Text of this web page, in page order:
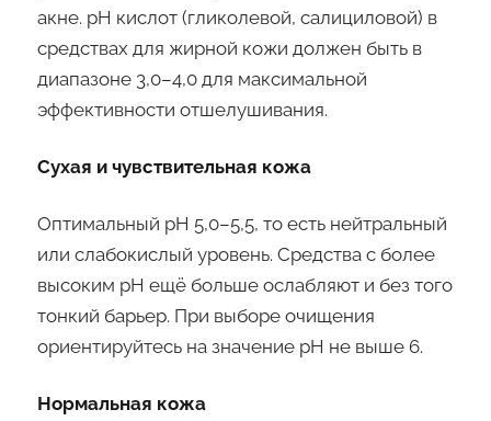
акне. pH кислот (гликолевой, салициловой) в
средствах для жирной кожи должен быть в
диапазоне 3,0–4,0 для максимальной
эффективности отшелушивания.
Сухая и чувствительная кожа
Оптимальный pH 5,0–5,5, то есть нейтральный
или слабокислый уровень. Средства с более
высоким pH ещё больше ослабляют и без того
тонкий барьер. При выборе очищения
ориентируйтесь на значение pH не выше 6.
Нормальная кожа